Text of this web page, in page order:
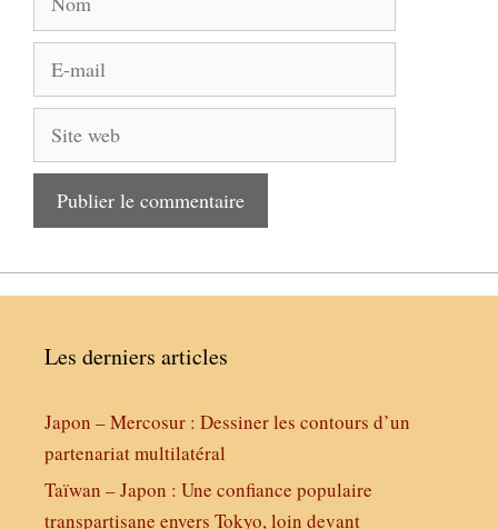
mail
Site
web
Les derniers articles
Japon – Mercosur : Dessiner les contours d’un
partenariat multilatéral
Taïwan – Japon : Une confiance populaire
transpartisane envers Tokyo, loin devant